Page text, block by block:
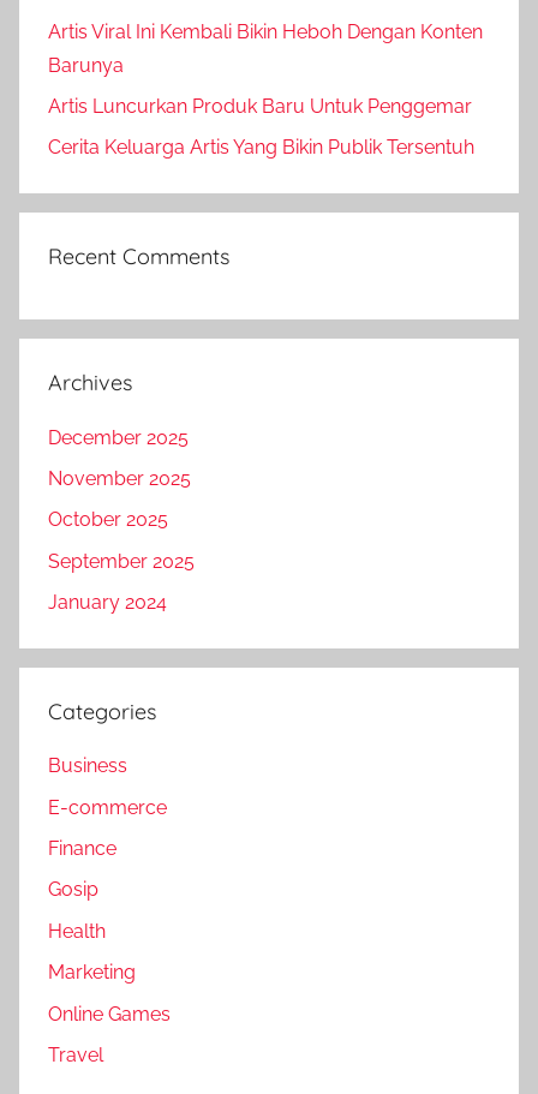
Artis Viral Ini Kembali Bikin Heboh Dengan Konten
Barunya
Artis Luncurkan Produk Baru Untuk Penggemar
Cerita Keluarga Artis Yang Bikin Publik Tersentuh
Recent Comments
Archives
December 2025
November 2025
October 2025
September 2025
January 2024
Categories
Business
E-commerce
Finance
Gosip
Health
Marketing
Online Games
Travel